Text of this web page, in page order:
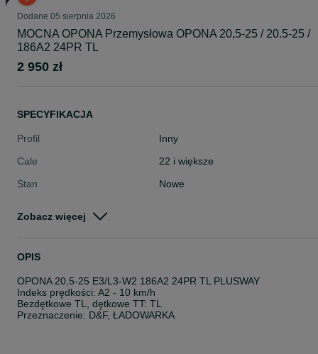
Dodane 05 sierpnia 2026
MOCNA OPONA Przemysłowa OPONA 20,5-25 / 20.5-25 /
186A2 24PR TL
2 950 zł
SPECYFIKACJA
Profil
Inny
Cale
22 i większe
Stan
Nowe
Szerokość
Zobacz więcej
OPIS
OPONA 20,5-25 E3/L3-W2 186A2 24PR TL PLUSWAY
Indeks prędkości: A2 - 10 km/h
Bezdętkowe TL, dętkowe TT: TL
Przeznaczenie: D&F, ŁADOWARKA